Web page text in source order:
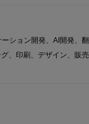
ション開発、AI開発、翻
、印刷、デザイン、販売